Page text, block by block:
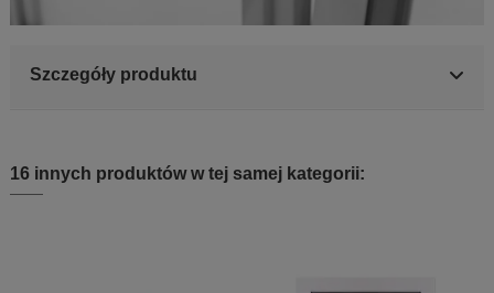
Szczegóły produktu
16 innych produktów w tej samej kategorii: